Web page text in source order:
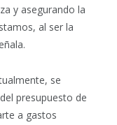
y asegurando la
al ser la
se
presupuesto de
a gastos